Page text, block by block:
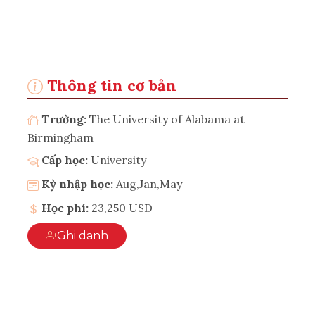
Thông tin cơ bản
Trường: The University of Alabama at
Birmingham
Cấp học: University
Kỳ nhập học: Aug,Jan,May
Học phí: 23,250 USD
Ghi danh